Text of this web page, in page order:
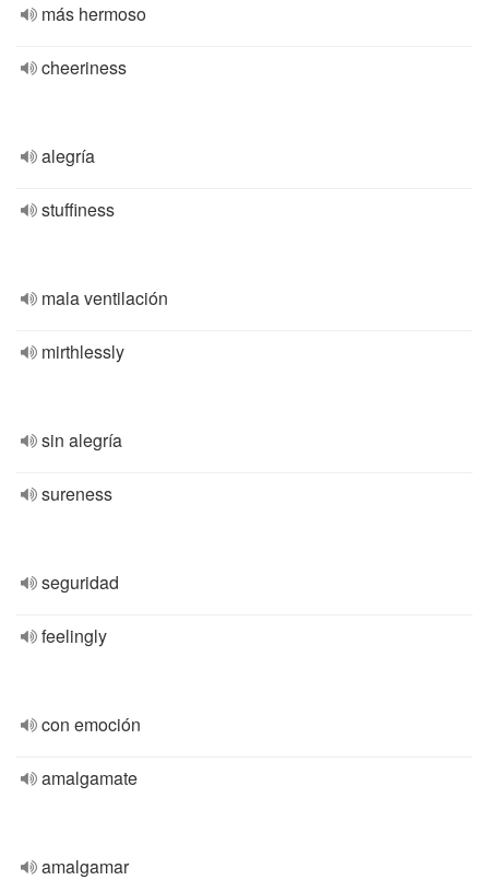
más hermoso
cheeriness
alegría
stuffiness
mala ventilación
mirthlessly
sin alegría
sureness
seguridad
feelingly
con emoción
amalgamate
amalgamar